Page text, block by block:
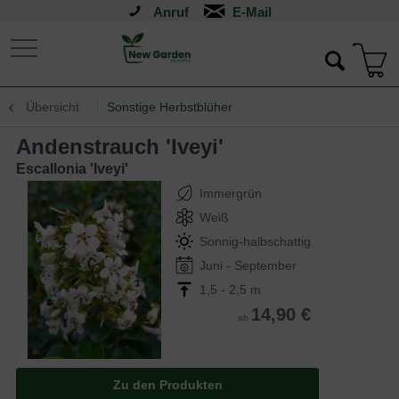
Anruf
Übersicht Sonstige Herbstblüher
Andenstrauch 'Iveyi'
Escallonia 'Iveyi'
Immergrün
Weiß
Sonnig-halbschattig
Juni - September
1,5 - 2,5 m
ab 14,90 €
Zu den Produkten